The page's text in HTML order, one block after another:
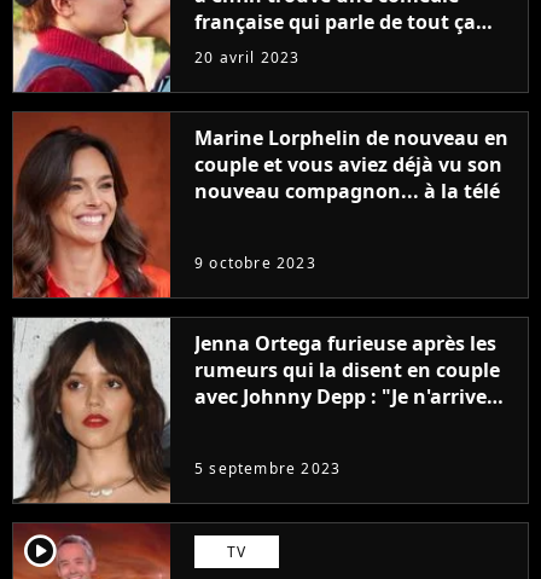
française qui parle de tout ça
sans être super ringarde
20 avril 2023
Marine Lorphelin de nouveau en
couple et vous aviez déjà vu son
nouveau compagnon... à la télé
9 octobre 2023
Jenna Ortega furieuse après les
rumeurs qui la disent en couple
avec Johnny Depp : "Je n'arrive
5 septembre 2023
player2 TV